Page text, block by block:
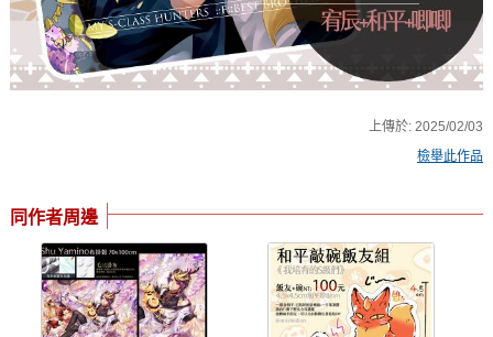
上傳於:2025/02/03
檢舉此作品
同作者周邊